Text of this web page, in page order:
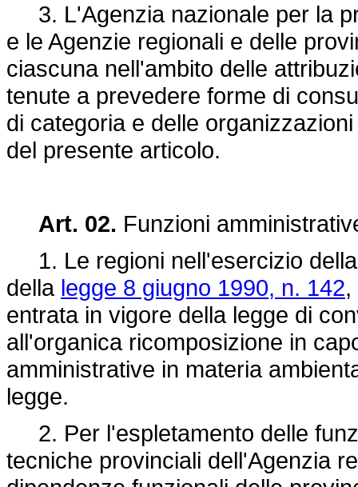
3. L'Agenzia nazionale per la
e le Agenzie regionali e delle
ciascuna nell'ambito delle
tenute a prevedere forme di
di categoria e delle
del presente articolo.
Art. 02. Funzioni
1. Le regioni nell'esercizio
della legge 8 giugno 1990, n. 142,
entrata in vigore della legge di
all'organica ricomposizione in
amministrative in materia
legge.
2. Per l'espletamento delle
tecniche provinciali dell'Agenzia